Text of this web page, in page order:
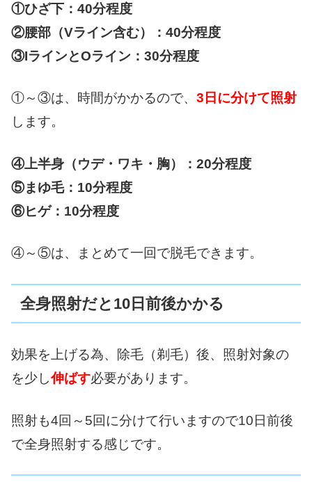
①ひざ下：40分程度
②腰部（Vライン含む）：40分程度
③IラインとOライン：30分程度
①～③は、時間がかかるので、 3日に分けて照射
します。
④上半身（ウデ・ワキ・胸）：20分程度
⑤まゆ毛：10分程度
⑥ヒゲ：10分程度
④～⑤は、まとめて一回で脱毛できます。
全身照射だと10日前後かかる
効果を上げる為、除毛（剃毛）後、照射対象の
を少し伸ばす必要があります。
照射も4回～5回に分けて行いますので10日前後
で全身照射する感じです。